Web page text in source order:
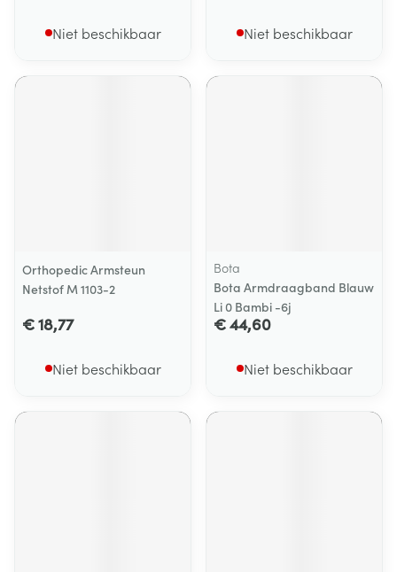
Niet beschikbaar Niet beschikbaar
Orthopedic Armsteun
Netstof M 1103-2
€ 18,77
Niet beschikbaar
Bota
Bota Armdraagband Blauw
Li 0 Bambi -6j
€ 44,60
Niet beschikbaar